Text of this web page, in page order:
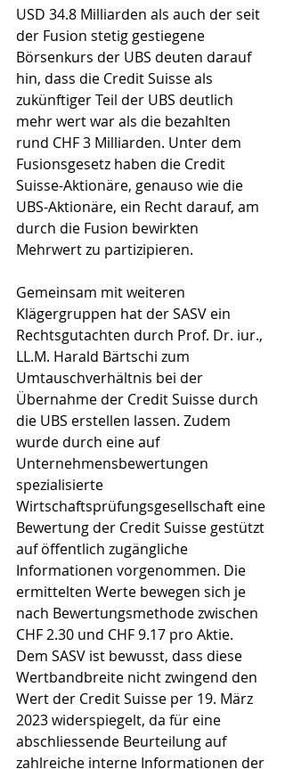
USD 34.8 Milliarden als auch der seit
der Fusion stetig gestiegene
Börsenkurs der UBS deuten darauf
hin, dass die Credit Suisse als
zukünftiger Teil der UBS deutlich
mehr wert war als die bezahlten
rund CHF 3 Milliarden. Unter dem
Fusionsgesetz haben die Credit
Suisse-Aktionäre, genauso wie die
UBS-Aktionäre, ein Recht darauf, am
durch die Fusion bewirkten
Mehrwert zu partizipieren.
Gemeinsam mit weiteren
Klägergruppen hat der SASV ein
Rechtsgutachten durch Prof. Dr. iur.,
LL.M. Harald Bärtschi zum
Umtauschverhältnis bei der
Übernahme der Credit Suisse durch
die UBS erstellen lassen. Zudem
wurde durch eine auf
Unternehmensbewertungen
spezialisierte
Wirtschaftsprüfungsgesellschaft eine
Bewertung der Credit Suisse gestützt
auf öffentlich zugängliche
Informationen vorgenommen. Die
ermittelten Werte bewegen sich je
nach Bewertungsmethode zwischen
CHF 2.30 und CHF 9.17 pro Aktie.
Dem SASV ist bewusst, dass diese
Wertbandbreite nicht zwingend den
Wert der Credit Suisse per 19. März
2023 widerspiegelt, da für eine
abschliessende Beurteilung auf
zahlreiche interne Informationen der